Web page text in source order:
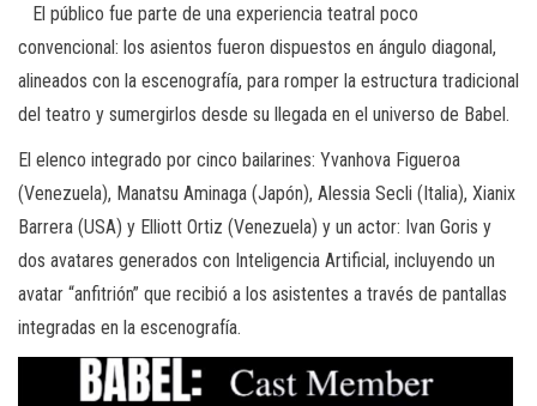
El público fue parte de una experiencia teatral poco
convencional: los asientos fueron dispuestos en ángulo diagonal,
alineados con la escenografía, para romper la estructura tradicional
del teatro y sumergirlos desde su llegada en el universo de Babel.
El elenco integrado por cinco bailarines: Yvanhova Figueroa
(Venezuela), Manatsu Aminaga (Japón), Alessia Secli (Italia), Xianix
Barrera (USA) y Elliott Ortiz (Venezuela) y un actor: Ivan Goris y
dos avatares generados con Inteligencia Artificial, incluyendo un
avatar “anfitrión” que recibió a los asistentes a través de pantallas
integradas en la escenografía.